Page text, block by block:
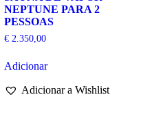
NEPTUNE PARA 2
PESSOAS
€2.350,00
Adicionar
Adicionar a Wishlist